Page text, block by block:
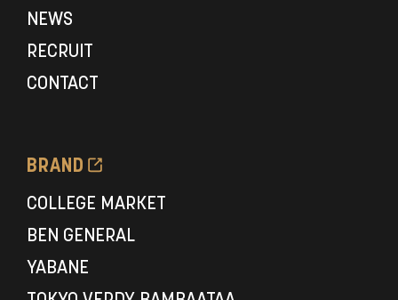
NEWS
RECRUIT
CONTACT
BRAND
COLLEGE MARKET
BEN GENERAL
YABANE